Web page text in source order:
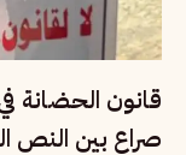
قانون الحضانة
صراع بين النص